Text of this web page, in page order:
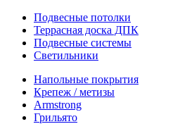
Подвесные потолки
Террасная доска ДПК
Подвесные системы
Светильники
Напольные покрытия
Крепеж / метизы
Armstrong
Грильято